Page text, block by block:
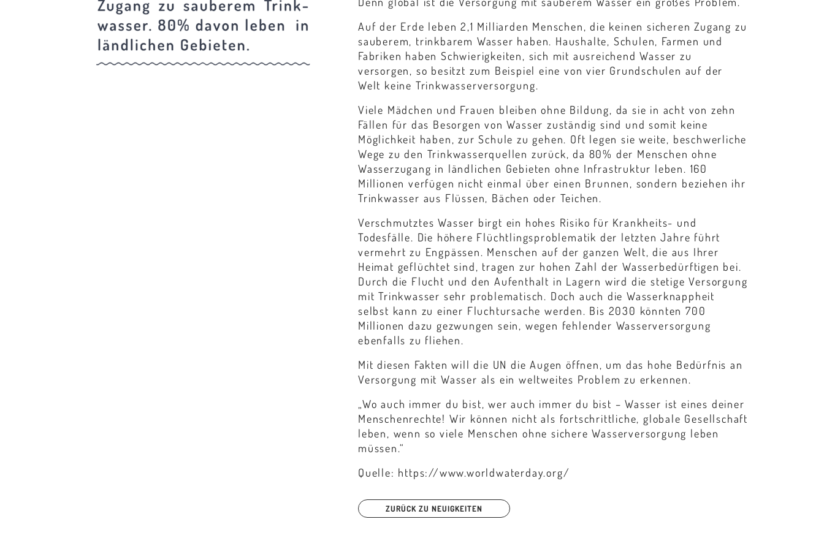
Auf der Erde leben 2,1 Milliarden Menschen, die keinen sicheren Zugang zu
sauberem, trinkbarem Wasser haben. Haushalte, Schulen, Farmen und
Fabriken haben Schwierigkeiten, sich mit ausreichend Wasser zu
versorgen, so besitzt zum Beispiel eine von vier Grundschulen auf der
Welt keine Trinkwasserversorgung.
Viele Mädchen und Frauen bleiben ohne Bildung, da sie in acht von zehn
Fällen für das Besorgen von Wasser zuständig sind und somit keine
Möglichkeit haben, zur Schule zu gehen. Oft legen sie weite, beschwerliche
Wege zu den Trinkwasserquellen zurück, da 80% der Menschen ohne
Wasserzugang in ländlichen Gebieten ohne Infrastruktur leben. 160
Millionen verfügen nicht einmal über einen Brunnen, sondern beziehen ihr
Trinkwasser aus Flüssen, Bächen oder Teichen.
Verschmutztes Wasser birgt ein hohes Risiko für Krankheits- und
Todesfälle. Die höhere Flüchtlingsproblematik der letzten Jahre führt
vermehrt zu Engpässen. Menschen auf der ganzen Welt, die aus Ihrer
Heimat geflüchtet sind, tragen zur hohen Zahl der Wasserbedürftigen bei.
Durch die Flucht und den Aufenthalt in Lagern wird die stetige Versorgung
mit Trinkwasser sehr problematisch. Doch auch die Wasserknappheit
selbst kann zu einer Fluchtursache werden. Bis 2030 könnten 700
Millionen dazu gezwungen sein, wegen fehlender Wasserversorgung
ebenfalls zu fliehen.
Mit diesen Fakten will die UN die Augen öffnen, um das hohe Bedürfnis an
Versorgung mit Wasser als ein weltweites Problem zu erkennen.
„Wo auch immer du bist, wer auch immer du bist – Wasser ist eines deiner
Menschenrechte! Wir können nicht als fortschrittliche, globale Gesellschaft
leben, wenn so viele Menschen ohne sichere Wasserversorgung leben
müssen.“
Quelle: https://www.worldwaterday.org/
ZURÜCK ZU NEUIGKEITEN